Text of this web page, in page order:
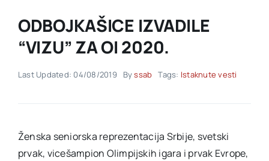
Akti SSAB
Kontakt
ODBOJKAŠICE IZVADILE
“VIZU” ZA OI 2020.
Last Updated: 04/08/2019 Byssab Tags: Istaknute vesti
Ženska seniorska reprezentacija Srbije, svetski
prvak, vicešampion Olimpijskih igara i prvak Evrope,